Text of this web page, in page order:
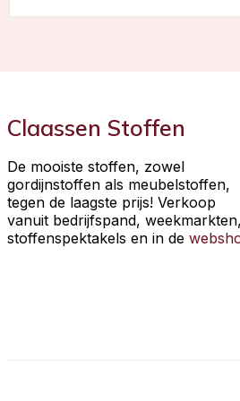
Claassen Stoffen
De mooiste stoffen, zowel
gordijnstoffen als meubelstoffen,
tegen de laagste prijs! Verkoop
vanuit bedrijfspand, weekmarkten,
stoffenspektakels en in de